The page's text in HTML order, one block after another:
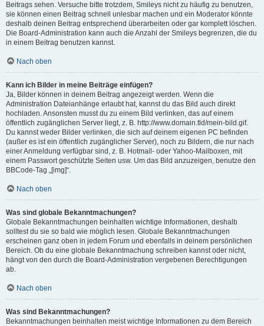
Beitrags sehen. Versuche bitte trotzdem, Smileys nicht zu häufig zu benutzen,
sie können einen Beitrag schnell unlesbar machen und ein Moderator könnte
deshalb deinen Beitrag entsprechend überarbeiten oder gar komplett löschen.
Die Board-Administration kann auch die Anzahl der Smileys begrenzen, die du
in einem Beitrag benutzen kannst.
Nach oben
Kann ich Bilder in meine Beiträge einfügen?
Ja, Bilder können in deinem Beitrag angezeigt werden. Wenn die
Administration Dateianhänge erlaubt hat, kannst du das Bild auch direkt
hochladen. Ansonsten musst du zu einem Bild verlinken, das auf einem
öffentlich zugänglichen Server liegt, z. B. http://www.domain.tld/mein-bild.gif.
Du kannst weder Bilder verlinken, die sich auf deinem eigenen PC befinden
(außer es ist ein öffentlich zugänglicher Server), noch zu Bildern, die nur nach
einer Anmeldung verfügbar sind, z. B. Hotmail- oder Yahoo-Mailboxen, mit
einem Passwort geschützte Seiten usw. Um das Bild anzuzeigen, benutze den
BBCode-Tag „[img]“.
Nach oben
Was sind globale Bekanntmachungen?
Globale Bekanntmachungen beinhalten wichtige Informationen, deshalb
solltest du sie so bald wie möglich lesen. Globale Bekanntmachungen
erscheinen ganz oben in jedem Forum und ebenfalls in deinem persönlichen
Bereich. Ob du eine globale Bekanntmachung schreiben kannst oder nicht,
hängt von den durch die Board-Administration vergebenen Berechtigungen
ab.
Nach oben
Was sind Bekanntmachungen?
Bekanntmachungen beinhalten meist wichtige Informationen zu dem Bereich